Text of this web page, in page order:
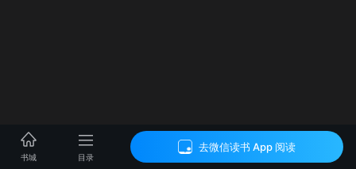
书城 目录
去微信读书 App 阅读